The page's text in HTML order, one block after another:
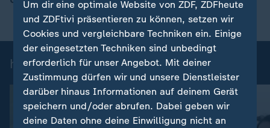
heute 19:00 Uhr: Einzelbeiträge
Um dir eine optimale Website von ZDF, ZDFheute
und ZDFtivi präsentieren zu können, setzen wir
Cookies und vergleichbare Techniken ein. Einige
der eingesetzten Techniken sind unbedingt
erforderlich für unser Angebot. Mit deiner
Zustimmung dürfen wir und unsere Dienstleister
darüber hinaus Informationen auf deinem Gerät
speichern und/oder abrufen. Dabei geben wir
deine Daten ohne deine Einwilligung nicht an